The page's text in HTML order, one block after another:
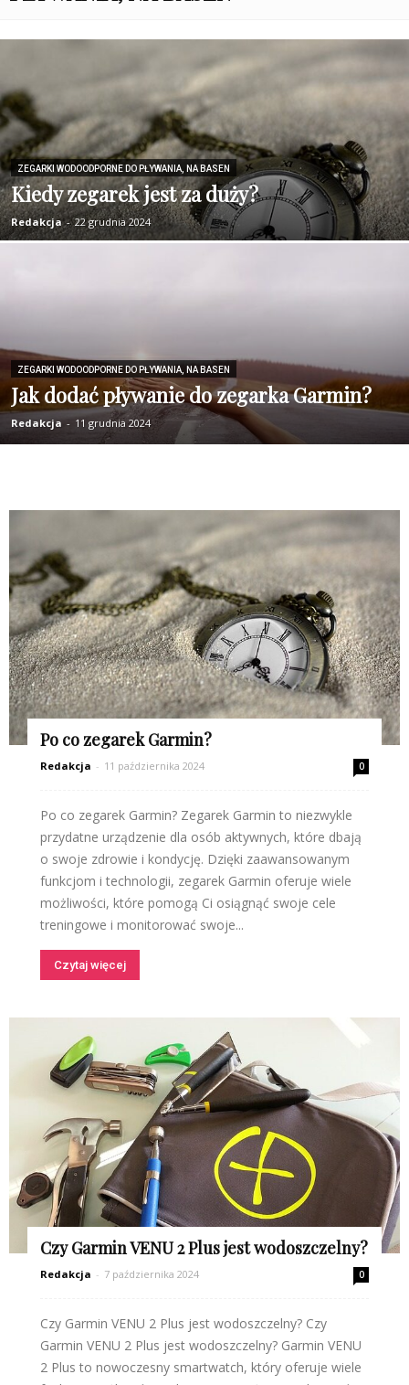
ZEGARKI WODOODPORNE DO PŁYWANIA, NA BASEN
Kiedy zegarek jest za duży?
Redakcja - 22 grudnia 2024
ZEGARKI WODOODPORNE DO PŁYWANIA, NA BASEN
Jak dodać pływanie do zegarka Garmin?
Redakcja - 11 grudnia 2024
Po co zegarek Garmin?
Redakcja - 11 października 2024 0
Po co zegarek Garmin? Zegarek Garmin to niezwykle
przydatne urządzenie dla osób aktywnych, które dbają
o swoje zdrowie i kondycję. Dzięki zaawansowanym
funkcjom i technologii, zegarek Garmin oferuje wiele
możliwości, które pomogą Ci osiągnąć swoje cele
treningowe i monitorować swoje...
Czytaj więcej
Czy Garmin VENU 2 Plus jest wodoszczelny?
Redakcja - 7 października 2024 0
Czy Garmin VENU 2 Plus jest wodoszczelny? Czy
Garmin VENU 2 Plus jest wodoszczelny? Garmin VENU
2 Plus to nowoczesny smartwatch, który oferuje wiele